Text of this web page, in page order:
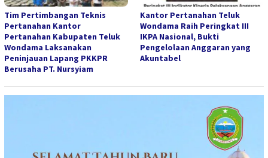
Tim Pertimbangan Teknis
Pertanahan Kantor
Pertanahan Kabupaten Teluk
Wondama Laksanakan
Peninjauan Lapang PKKPR
Berusaha PT. Nursyiam
Kantor Pertanahan Teluk
Wondama Raih Peringkat III
IKPA Nasional, Bukti
Pengelolaan Anggaran yang
Akuntabel